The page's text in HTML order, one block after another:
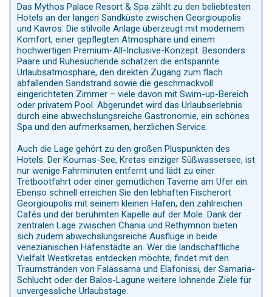
Das Mythos Palace Resort & Spa zählt zu den beliebtesten
Hotels an der langen Sandküste zwischen Georgioupolis
und Kavros. Die stilvolle Anlage überzeugt mit modernem
Komfort, einer gepflegten Atmosphäre und einem
hochwertigen Premium-All-Inclusive-Konzept. Besonders
Paare und Ruhesuchende schätzen die entspannte
Urlaubsatmosphäre, den direkten Zugang zum flach
abfallenden Sandstrand sowie die geschmackvoll
eingerichteten Zimmer – viele davon mit Swim-up-Bereich
oder privatem Pool. Abgerundet wird das Urlaubserlebnis
durch eine abwechslungsreiche Gastronomie, ein schönes
Spa und den aufmerksamen, herzlichen Service.
Auch die Lage gehört zu den großen Pluspunkten des
Hotels. Der Kournas-See, Kretas einziger Süßwassersee, ist
nur wenige Fahrminuten entfernt und lädt zu einer
Tretbootfahrt oder einer gemütlichen Taverne am Ufer ein.
Ebenso schnell erreichen Sie den lebhaften Fischerort
Georgioupolis mit seinem kleinen Hafen, den zahlreichen
Cafés und der berühmten Kapelle auf der Mole. Dank der
zentralen Lage zwischen Chania und Rethymnon bieten
sich zudem abwechslungsreiche Ausflüge in beide
venezianischen Hafenstädte an. Wer die landschaftliche
Vielfalt Westkretas entdecken möchte, findet mit den
Traumstränden von Falassarna und Elafonissi, der Samaria-
Schlucht oder der Balos-Lagune weitere lohnende Ziele für
unvergessliche Urlaubstage.